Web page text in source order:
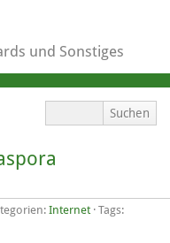
und Sonstiges
Internet· Tags: